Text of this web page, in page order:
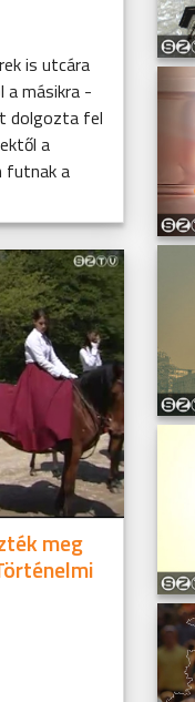
is utcára
a másikra -
dolgozta fel
a
futnak a
meg